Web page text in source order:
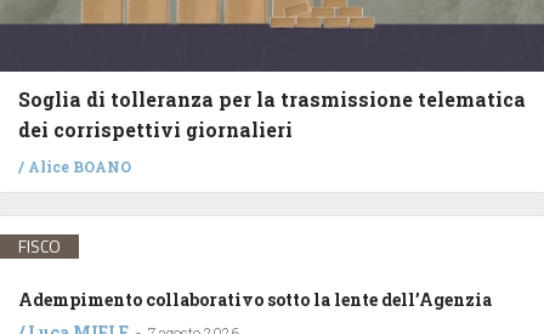
Soglia di tolleranza per la trasmissione telematica
dei corrispettivi giornalieri
/ Alice BOANO
FISCO
Adempimento collaborativo sotto la lente dell’Agenzia